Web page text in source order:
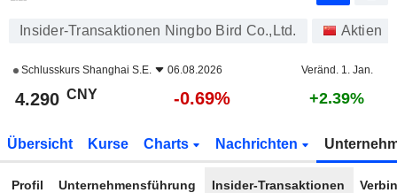
Insider-Transaktionen Ningbo Bird Co.,Ltd. Aktien
Schlusskurs Shanghai S.E. 06.08.2026 Veränd. 1. Jan.
4.290 CNY -0.69% +2.39%
Übersicht Kurse Charts Nachrichten
Profil Unternehmensführung Insider-Transaktionen